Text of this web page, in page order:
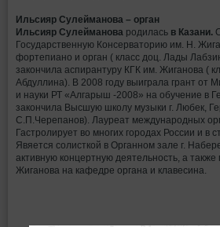
Ильсияр Сулейманова – орган
Ильсияр Сулейманова родилась в Казани.
Государственную Консерваторию им. Н.
фортепиано и орган ( класс доц. Лады
закончила аспирантуру КГК им. Жиганова (
Абдуллина). В 2008 году выиграла грант от
и науки РТ «Алгарыш -2008» на обучение в
закончила Высшую школу музыки г. Любек,
С.П.Черепанов). Лауреат международных
Гастролирует во многих городах России и в
Явяется солисткой в Органном зале г.
активную концертную деятельность, а
Жиганова на кафедре органа и клавесина.